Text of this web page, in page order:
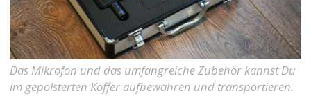
Das Mikrofon und das umfangreiche Zubehör kannst Du
im gepolsterten Koffer aufbewahren und transportieren.